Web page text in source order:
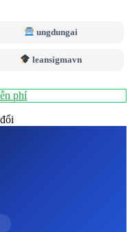
ungdungai
leansigmavn
phí